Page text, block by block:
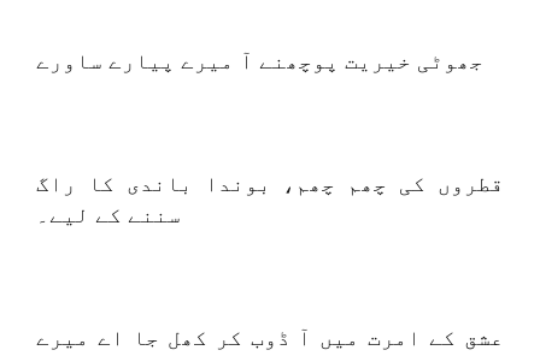
جھوٹی خیریت پوچھنے آ میرے پیارے ساورے
قطروں کی چھم چھم، بوندا باندی کا راگ
سننے کے لیے۔
عشق کے امرت میں آ ڈوب کر کھل جا اے میرے